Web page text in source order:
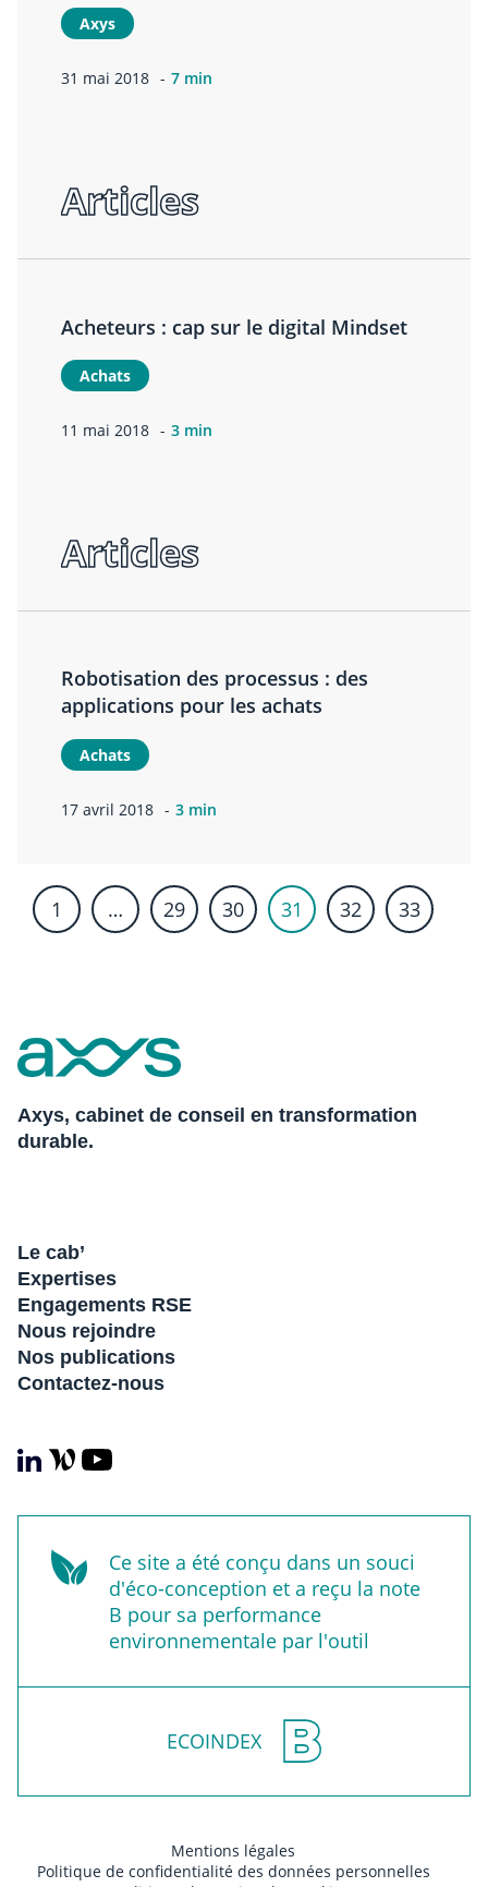
Axys
31 mai 2018 7 min
Articles
Acheteurs : cap sur le digital Mindset
Achats
11 mai 2018 3 min
Articles
Robotisation des processus : des
applications pour les achats
Achats
17 avril 2018 3 min
1 … 29 30 31 32 33
Axys, cabinet de conseil en transformation
durable.
Le cab’
Expertises
Engagements RSE
Nous rejoindre
Nos publications
Contactez-nous
Ce site a été conçu dans un souci
d'éco-conception et a reçu la note
B pour sa performance
environnementale par l'outil
ECOINDEX
Mentions légales
Politique de confidentialité des données personnelles